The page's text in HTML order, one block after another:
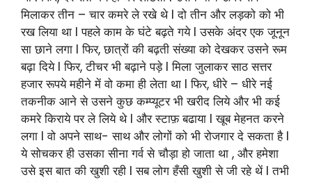
मिलाकर तीन – चार कमरे ले रखे थे l दो तीन और लड़को को भी
रख लिया था l पहले काम के घंटे बढ़ते गये l उसके अंदर एक जूनून
सा छाने लगा l फिर, छात्रों की बढ़ती संख्या को देखकर उसने रूम
बढ़ा दिये l फिर, टीचर भी बढ़ाने पड़े l मिला जुलाकर साठ सत्तर
हजार रूपये महीने में वो कमा ही लेता था l फिर, धीरे – धीरे नई
तकनीक आने से उसने कुछ कम्प्यूटर भी खरीद लिये और भी कई
कमरे किराये पर ले लिये थे l और स्टाफ़ बढाया l खूब मेहनत करने
लगा l वो अपने साथ- साथ और लोगों को भी रोजगार दे सकता है l
ये सोचकर ही उसका सीना गर्व से चौड़ा हो जाता था , और हमेशा
उसे इस बात की खुशी रही l सब लोग हँसी खुशी से जी रहे थें l तभी